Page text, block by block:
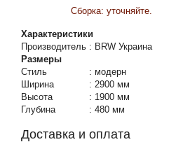
Сборка: уточняйте.
Характеристики
Производитель : BRW Украина
Размеры
Стиль
: модерн
Ширина
: 2900 мм
Высота
: 1900 мм
Глубина
: 480 мм
Доставка и оплата